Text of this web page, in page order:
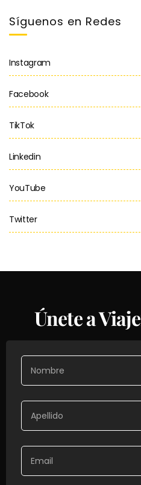
Síguenos en Redes
Instagram
Facebook
TikTok
Linkedin
YouTube
Twitter
Únete a